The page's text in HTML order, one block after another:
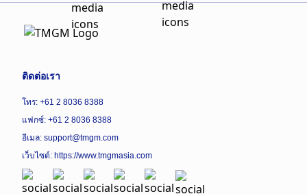
ติดต่อเรา
โทร: +61 2 8036 8388
แฟกซ์: +61 2 8036 8388
อีเมล: support@tmgm.com
เว็บไซต์: https://www.tmgmasia.com